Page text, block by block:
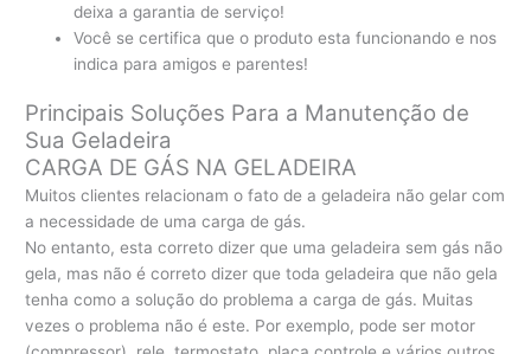
deixa a garantia de serviço!
Você se certifica que o produto esta funcionando e nos
indica para amigos e parentes!
Principais Soluções Para a Manutenção de
Sua Geladeira
CARGA DE GÁS NA GELADEIRA
Muitos clientes relacionam o fato de a geladeira não gelar com
a necessidade de uma carga de gás.
No entanto, esta correto dizer que uma geladeira sem gás não
gela, mas não é correto dizer que toda geladeira que não gela
tenha como a solução do problema a carga de gás. Muitas
vezes o problema não é este. Por exemplo, pode ser motor